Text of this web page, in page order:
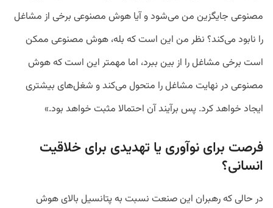
مصنوعی جایگزین من می‌شود و آیا هوش مصنوعی برخی از مشاغل
را نابود می‌کند؟ نظر من این است که بله، هوش مصنوعی ممکن
است برخی مشاغل را از بین ببرد، اما مهمتر این است که هوش
مصنوعی در نهایت مشاغل را متحول می‌کند و شغل‌های بیشتری
ایجاد خواهد کرد. پس برآیند آن احتمالا مثبت خواهد بود.»
فرصت برای نوآوری یا تهدیدی برای خلاقیت
انسانی؟
در حالی که رهبران این صنعت نسبت به پتانسیل‌ بالای هوش